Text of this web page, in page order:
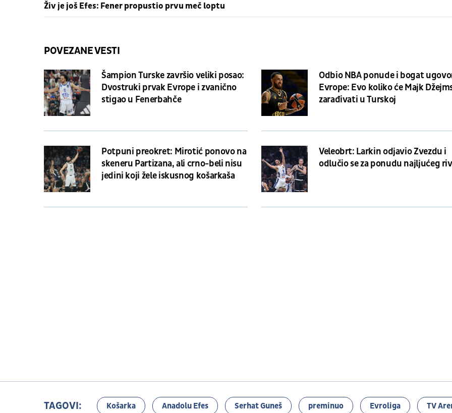
Živ je još Efes: Fener propustio prvu meč loptu
POVEZANE VESTI
Šampion Turske završio veliki posao:
Dvostruki prvak Evrope i zvanično
stigao u Fenerbahče
Odbio NBA ponude i bogat
Evrope: Evo koliko će Majk
zarađivati u Turskoj
Potpuni preokret: Mirotić ponovo na
skeneru Partizana, ali crno-beli nisu
jedini koji žele iskusnog košarkaša
Veleobrt: Larkin odjavio Zvezdu i
odlučio se za ponudu najljućeg
TAGOVI: Košarka Anadolu Efes Serhat Guneš preminuo Evroliga TV